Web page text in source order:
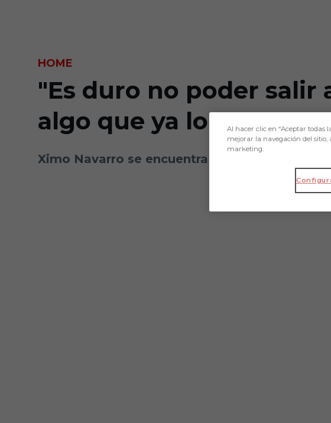
HOME
"Es duro no poder salir
algo que ya lo tengo
Ximo Navarro se encuentra con mucha
Al hacer clic en “Aceptar todas
mejorar la navegación del
marketing.